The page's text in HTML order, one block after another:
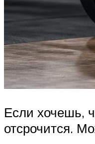
Если хочешь,
отсрочится.